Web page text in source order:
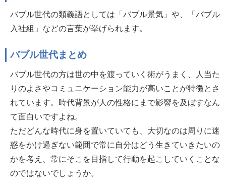
バブル世代の類義語としては「バブル景気」や、「バブル
入社組」などの言葉が挙げられます。
バブル世代まとめ
バブル世代の方は世の中を渡っていく術がうまく、人当た
りのよさやコミュニケーション能力が高いことが特徴とさ
れています。時代背景が人の性格にまで影響を及ぼすなん
て面白いですよね。
ただどんな時代に身を置いていても、大切なのは周りに迷
惑をかけ過ぎない範囲で常に自分はどう生きていきたいの
かを考え、常にそこを目指して行動を起こしていくことな
のではないでしょうか。